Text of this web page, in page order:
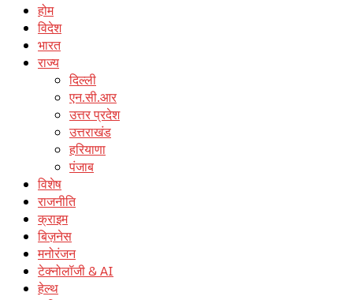
होम
विदेश
भारत
राज्य
दिल्ली
एन.सी.आर
उत्तर प्रदेश
उत्तराखंड
हरियाणा
पंजाब
विशेष
राजनीति
क्राइम
बिज़नेस
मनोरंजन
टेक्नोलॉजी & AI
हेल्थ